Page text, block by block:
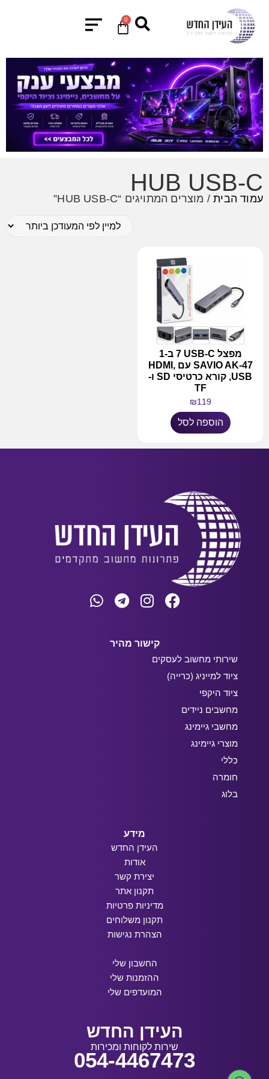
0
HUB USB-C
עמוד הבית/ מוצרים המתויגים “HUB USB-C”
מפצל USB-C ‏7 ב-1
SAVIO AK-47 עם HDMI,
USB, קורא כרטיסי SD ו-
TF
₪119
הוספה לסל
קישור מהיר
שירותי מחשוב לעסקים
ציוד למייניג (כרייה)
ציוד היקפי
מחשבים ניידים
מחשבי גיימינג
מוצרי גיימינג
כללי
חומרה
בלוג
מידע
העידן החדש
אודות
יצירת קשר
תקנון אתר
מדיניות פרטיות
תקנון משלוחים
הצהרת נגישות
החשבון שלי
ההזמנות שלי
המועדפים שלי
העידן החדש
שירות לקוחות ומכירות
054-4467473